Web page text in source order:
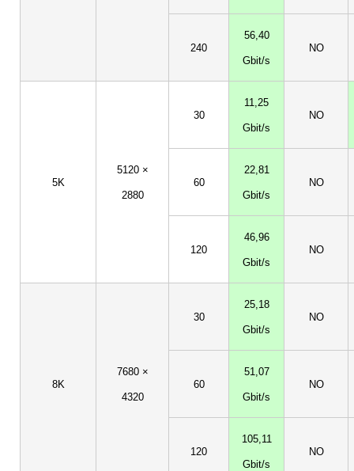
240
56,40
Gbit/s
NO
5K
5120 ×
2880
30
11,25
Gbit/s
NO
60
22,81
Gbit/s
NO
120
46,96
Gbit/s
NO
8K
7680 ×
4320
30
25,18
Gbit/s
NO
60
51,07
Gbit/s
NO
120
105,11
Gbit/s
NO